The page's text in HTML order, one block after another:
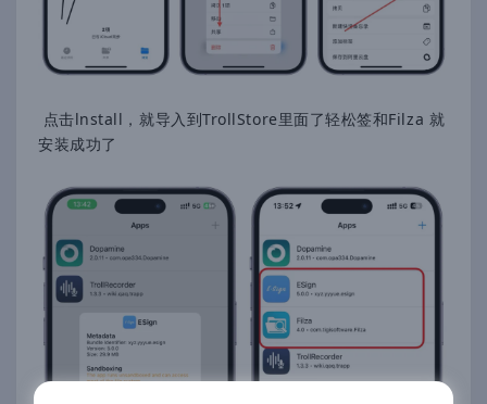
点击lnstall，就导入到TrollStore里面了轻松签和Filza 就
安装成功了